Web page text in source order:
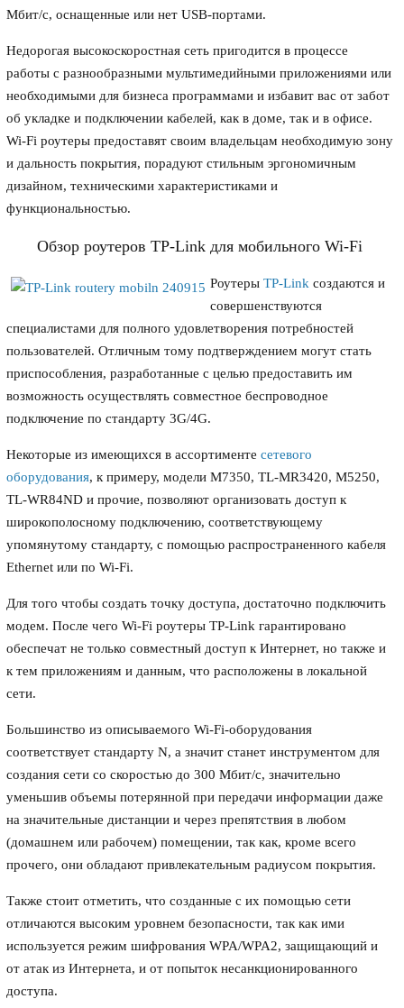
Мбит/с, оснащенные или нет USB-портами.
Недорогая высокоскоростная сеть пригодится в процессе
работы с разнообразными мультимедийными приложениями или
необходимыми для бизнеса программами и избавит вас от забот
об укладке и подключении кабелей, как в доме, так и в офисе.
Wi-Fi роутеры предоставят своим владельцам необходимую зону
и дальность покрытия, порадуют стильным эргономичным
дизайном, техническими характеристиками и
функциональностью.
Обзор роутеров TP-Link для мобильного Wi-Fi
РоутерыTP-Link создаются и
совершенствуются
специалистами для полного удовлетворения потребностей
пользователей. Отличным тому подтверждением могут стать
приспособления, разработанные с целью предоставить им
возможность осуществлять совместное беспроводное
подключение по стандарту 3G/4G.
Некоторые из имеющихся в ассортиментесетевого
оборудования, к примеру, модели М7350, TL-MR3420, M5250,
TL-WR84ND и прочие, позволяют организовать доступ к
широкополосному подключению, соответствующему
упомянутому стандарту, с помощью распространенного кабеля
Ethernet или по Wi-Fi.
Для того чтобы создать точку доступа, достаточно подключить
модем. После чего Wi-Fi роутеры TP-Link гарантировано
обеспечат не только совместный доступ к Интернет, но также и
к тем приложениям и данным, что расположены в локальной
сети.
Большинство из описываемого Wi-Fi-оборудования
соответствует стандарту N, а значит станет инструментом для
создания сети со скоростью до 300 Мбит/с, значительно
уменьшив объемы потерянной при передачи информации даже
на значительные дистанции и через препятствия в любом
(домашнем или рабочем) помещении, так как, кроме всего
прочего, они обладают привлекательным радиусом покрытия.
Также стоит отметить, что созданные с их помощью сети
отличаются высоким уровнем безопасности, так как ими
используется режим шифрования WPA/WPA2, защищающий и
от атак из Интернета, и от попыток несанкционированного
доступа.